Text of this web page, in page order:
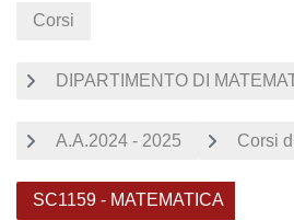
Corsi
DIPARTIMENTO DI
A.A.2024 - 2025 Corsi
SC1159 - MATEMATICA